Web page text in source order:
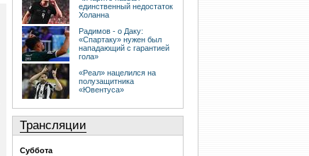
единственный недостаток
Холанна
Радимов - о Даку:
«Спартаку» нужен был
нападающий с гарантией
гола»
«Реал» нацелился на
полузащитника
«Ювентуса»
Трансляции
Суббота